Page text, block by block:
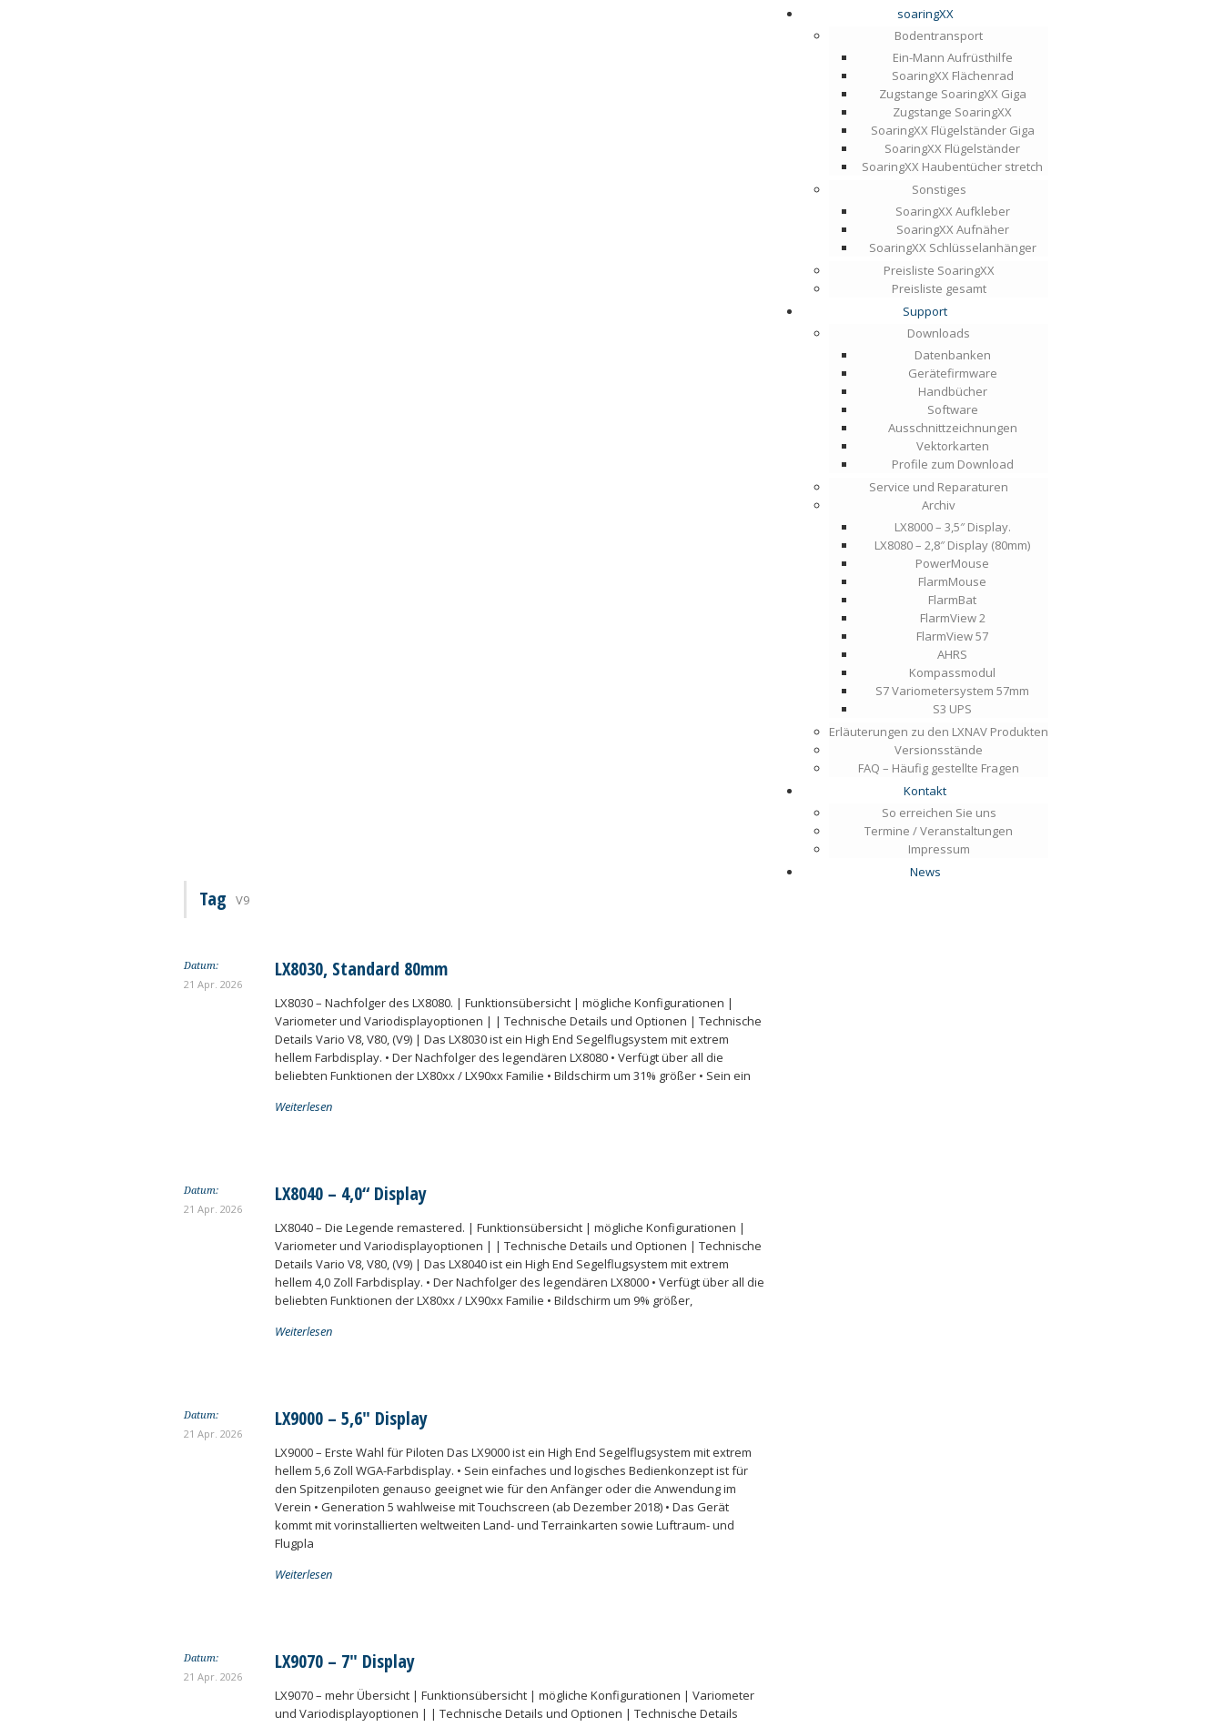
soaringXX
Bodentransport
Ein-Mann Aufrüsthilfe
SoaringXX Flächenrad
Zugstange SoaringXX Giga
Zugstange SoaringXX
SoaringXX Flügelständer Giga
SoaringXX Flügelständer
SoaringXX Haubentücher stretch
Sonstiges
SoaringXX Aufkleber
SoaringXX Aufnäher
SoaringXX Schlüsselanhänger
Preisliste SoaringXX
Preisliste gesamt
Support
Downloads
Datenbanken
Gerätefirmware
Handbücher
Software
Ausschnittzeichnungen
Vektorkarten
Profile zum Download
Service und Reparaturen
Archiv
LX8000 – 3,5″ Display.
LX8080 – 2,8″ Display (80mm)
PowerMouse
FlarmMouse
FlarmBat
FlarmView 2
FlarmView 57
AHRS
Kompassmodul
S7 Variometersystem 57mm
S3 UPS
Erläuterungen zu den LXNAV Produkten
Versionsstände
FAQ – Häufig gestellte Fragen
Kontakt
So erreichen Sie uns
Termine / Veranstaltungen
Impressum
News
Tag V9
Datum:
21 Apr. 2026
LX8030, Standard 80mm
LX8030 – Nachfolger des LX8080. | Funktionsübersicht | mögliche Konfigurationen |
Variometer und Variodisplayoptionen | | Technische Details und Optionen | Technische
Details Vario V8, V80, (V9) | Das LX8030 ist ein High End Segelflugsystem mit extrem
hellem Farbdisplay. • Der Nachfolger des legendären LX8080 • Verfügt über all die
beliebten Funktionen der LX80xx / LX90xx Familie • Bildschirm um 31% größer • Sein ein
Weiterlesen
Datum:
21 Apr. 2026
LX8040 – 4,0“ Display
LX8040 – Die Legende remastered. | Funktionsübersicht | mögliche Konfigurationen |
Variometer und Variodisplayoptionen | | Technische Details und Optionen | Technische
Details Vario V8, V80, (V9) | Das LX8040 ist ein High End Segelflugsystem mit extrem
hellem 4,0 Zoll Farbdisplay. • Der Nachfolger des legendären LX8000 • Verfügt über all die
beliebten Funktionen der LX80xx / LX90xx Familie • Bildschirm um 9% größer,
Weiterlesen
Datum:
21 Apr. 2026
LX9000 – 5,6″ Display
LX9000 – Erste Wahl für Piloten Das LX9000 ist ein High End Segelflugsystem mit extrem
hellem 5,6 Zoll WGA-Farbdisplay. • Sein einfaches und logisches Bedienkonzept ist für
den Spitzenpiloten genauso geeignet wie für den Anfänger oder die Anwendung im
Verein • Generation 5 wahlweise mit Touchscreen (ab Dezember 2018) • Das Gerät
kommt mit vorinstallierten weltweiten Land- und Terrainkarten sowie Luftraum- und
Flugpla
Weiterlesen
Datum:
21 Apr. 2026
LX9070 – 7″ Display
LX9070 – mehr Übersicht | Funktionsübersicht | mögliche Konfigurationen | Variometer
und Variodisplayoptionen | | Technische Details und Optionen | Technische Details